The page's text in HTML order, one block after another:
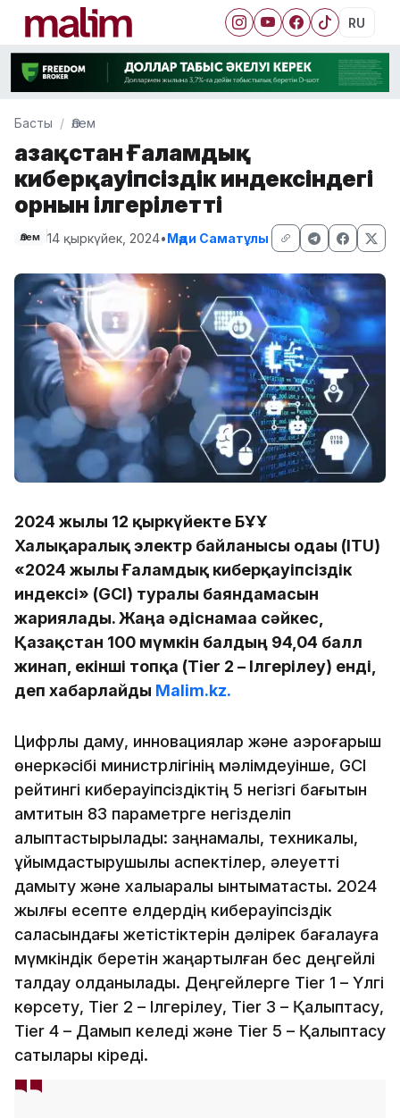
RU
Басты Әлем
Қазақстан Ғаламдық
киберқауіпсіздік индексіндегі
орнын ілгерілетті
Әлем 14 қыркүйек, 2024•Мәди Саматұлы
2024 жылғы 12 қыркүйекте БҰҰ
Халықаралық электр байланысы одағы (ITU)
«2024 жылғы Ғаламдық киберқауіпсіздік
индексі» (GCI) туралы баяндамасын
жариялады. Жаңа әдіснамаға сәйкес,
Қазақстан 100 мүмкін балдың 94,04 балл
жинап, екінші топқа (Tier 2 – Ілгерілеу) енді,
деп хабарлайды Malim.kz.
Цифрлық даму, инновациялар және аэроғарыш
өнеркәсібі министрлігінің мәлімдеуінше, GCI
рейтингі киберқауіпсіздіктің 5 негізгі бағытын
қамтитын 83 параметрге негізделіп
қалыптастырылады: заңнамалық, техникалық,
ұйымдастырушылық аспектілер, әлеуетті
дамыту және халықаралық ынтымақтастық. 2024
жылғы есепте елдердің киберқауіпсіздік
саласындағы жетістіктерін дәлірек бағалауға
мүмкіндік беретін жаңартылған бес деңгейлі
талдау қолданылады. Деңгейлерге Tier 1 – Үлгі
көрсету, Tier 2 – Ілгерілеу, Tier 3 – Қалыптасу,
Tier 4 – Дамып келеді және Tier 5 – Қалыптасу
сатылары кіреді.